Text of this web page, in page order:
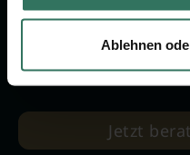
Ablehnen
Wir sind Ihr
um das Thema
Vorsorge.
Jetzt